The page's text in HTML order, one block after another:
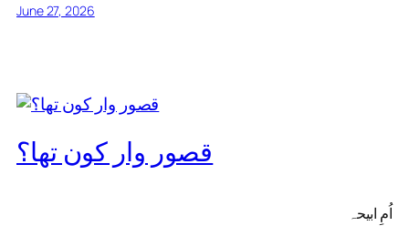
June 27, 2026
قصور وار کون تھا؟
اُمِ ابیحہ